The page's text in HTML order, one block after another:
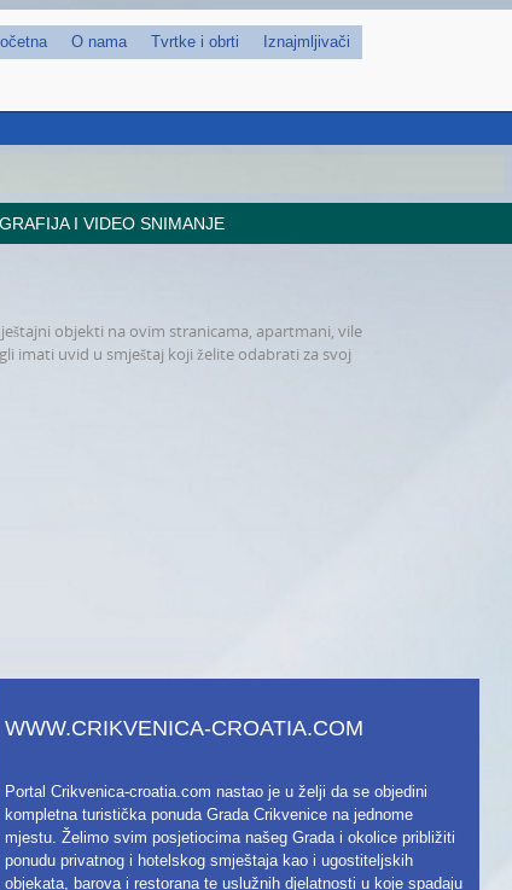
O nama Tvrtke i obrti Iznajmljivači
I VIDEO SNIMANJE
objekti na ovim stranicama, apartmani, vile
imati uvid u smještaj koji želite odabrati za svoj
WWW.CRIKVENICA-CROATIA.COM
Portal Crikvenica-croatia.com nastao je u želji da se objedini
kompletna turistička ponuda Grada Crikvenice na jednome
mjestu. Želimo svim posjetiocima našeg Grada i okolice približiti
ponudu privatnog i hotelskog smještaja kao i ugostiteljskih
objekata, barova i restorana te uslužnih djelatnosti u koje spadaju